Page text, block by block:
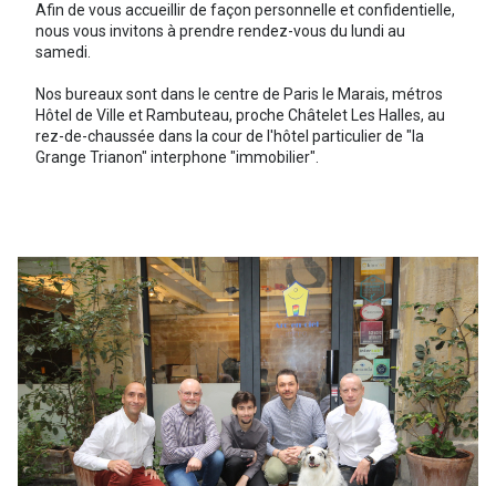
Afin de vous accueillir de façon personnelle et confidentielle,
nous vous invitons à prendre rendez-vous du lundi au
samedi.
Nos bureaux sont dans le centre de Paris le Marais, métros
Hôtel de Ville et Rambuteau, proche Châtelet Les Halles, au
rez-de-chaussée dans la cour de l'hôtel particulier de "la
Grange Trianon" interphone "immobilier".